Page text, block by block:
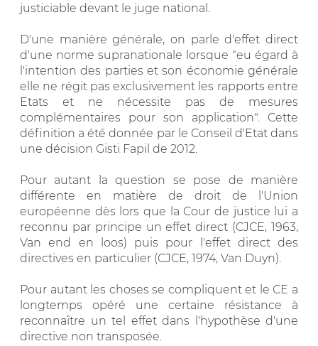
justiciable devant le juge national.
D'une manière générale, on parle d'effet direct
d'une norme supranationale lorsque "eu égard à
l'intention des parties et son économie générale
elle ne régit pas exclusivement les rapports entre
Etats et ne nécessite pas de mesures
complémentaires pour son application". Cette
définition a été donnée par le Conseil d'Etat dans
une décision Gisti Fapil de 2012.
Pour autant la question se pose de manière
différente en matière de droit de l'Union
européenne dès lors que la Cour de justice lui a
reconnu par principe un effet direct (CJCE, 1963,
Van end en loos) puis pour l'effet direct des
directives en particulier (CJCE, 1974, Van Duyn).
Pour autant les choses se compliquent et le CE a
longtemps opéré une certaine résistance à
reconnaître un tel effet dans l'hypothèse d'une
directive non transposée.